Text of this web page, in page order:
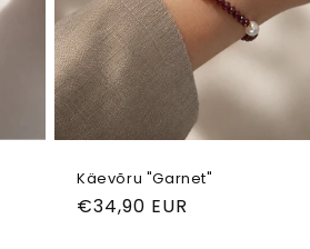
Käevõru "Garnet"
Tavahind
€34,90 EUR